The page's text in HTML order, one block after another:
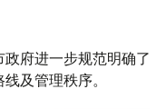
政府进一步规范明确了
及管理秩序。